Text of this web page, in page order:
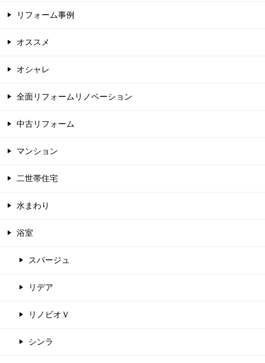
リフォーム事例
オススメ
オシャレ
全面リフォームリノベーション
中古リフォーム
マンション
二世帯住宅
水まわり
浴室
スパージュ
リデア
リノビオＶ
シンラ